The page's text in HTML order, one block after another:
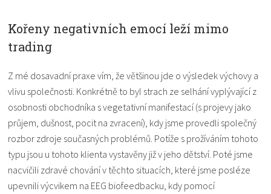
Kořeny negativních emocí leží mimo
trading
Z mé dosavadní praxe vím, že většinou jde o výsledek výchovy a
vlivu společnosti. Konkrétně to byl strach ze selhání vyplývající z
osobnosti obchodníka s vegetativní manifestací (s projevy jako
průjem, dušnost, pocit na zvracení), kdy jsme provedli společný
rozbor zdroje současných problémů. Potíže s prožíváním tohoto
typu jsou u tohoto klienta vystavěny již v jeho dětství. Poté jsme
nacvičili zdravé chování v těchto situacích, které jsme posléze
upevnili výcvikem na EEG biofeedbacku, kdy pomocí